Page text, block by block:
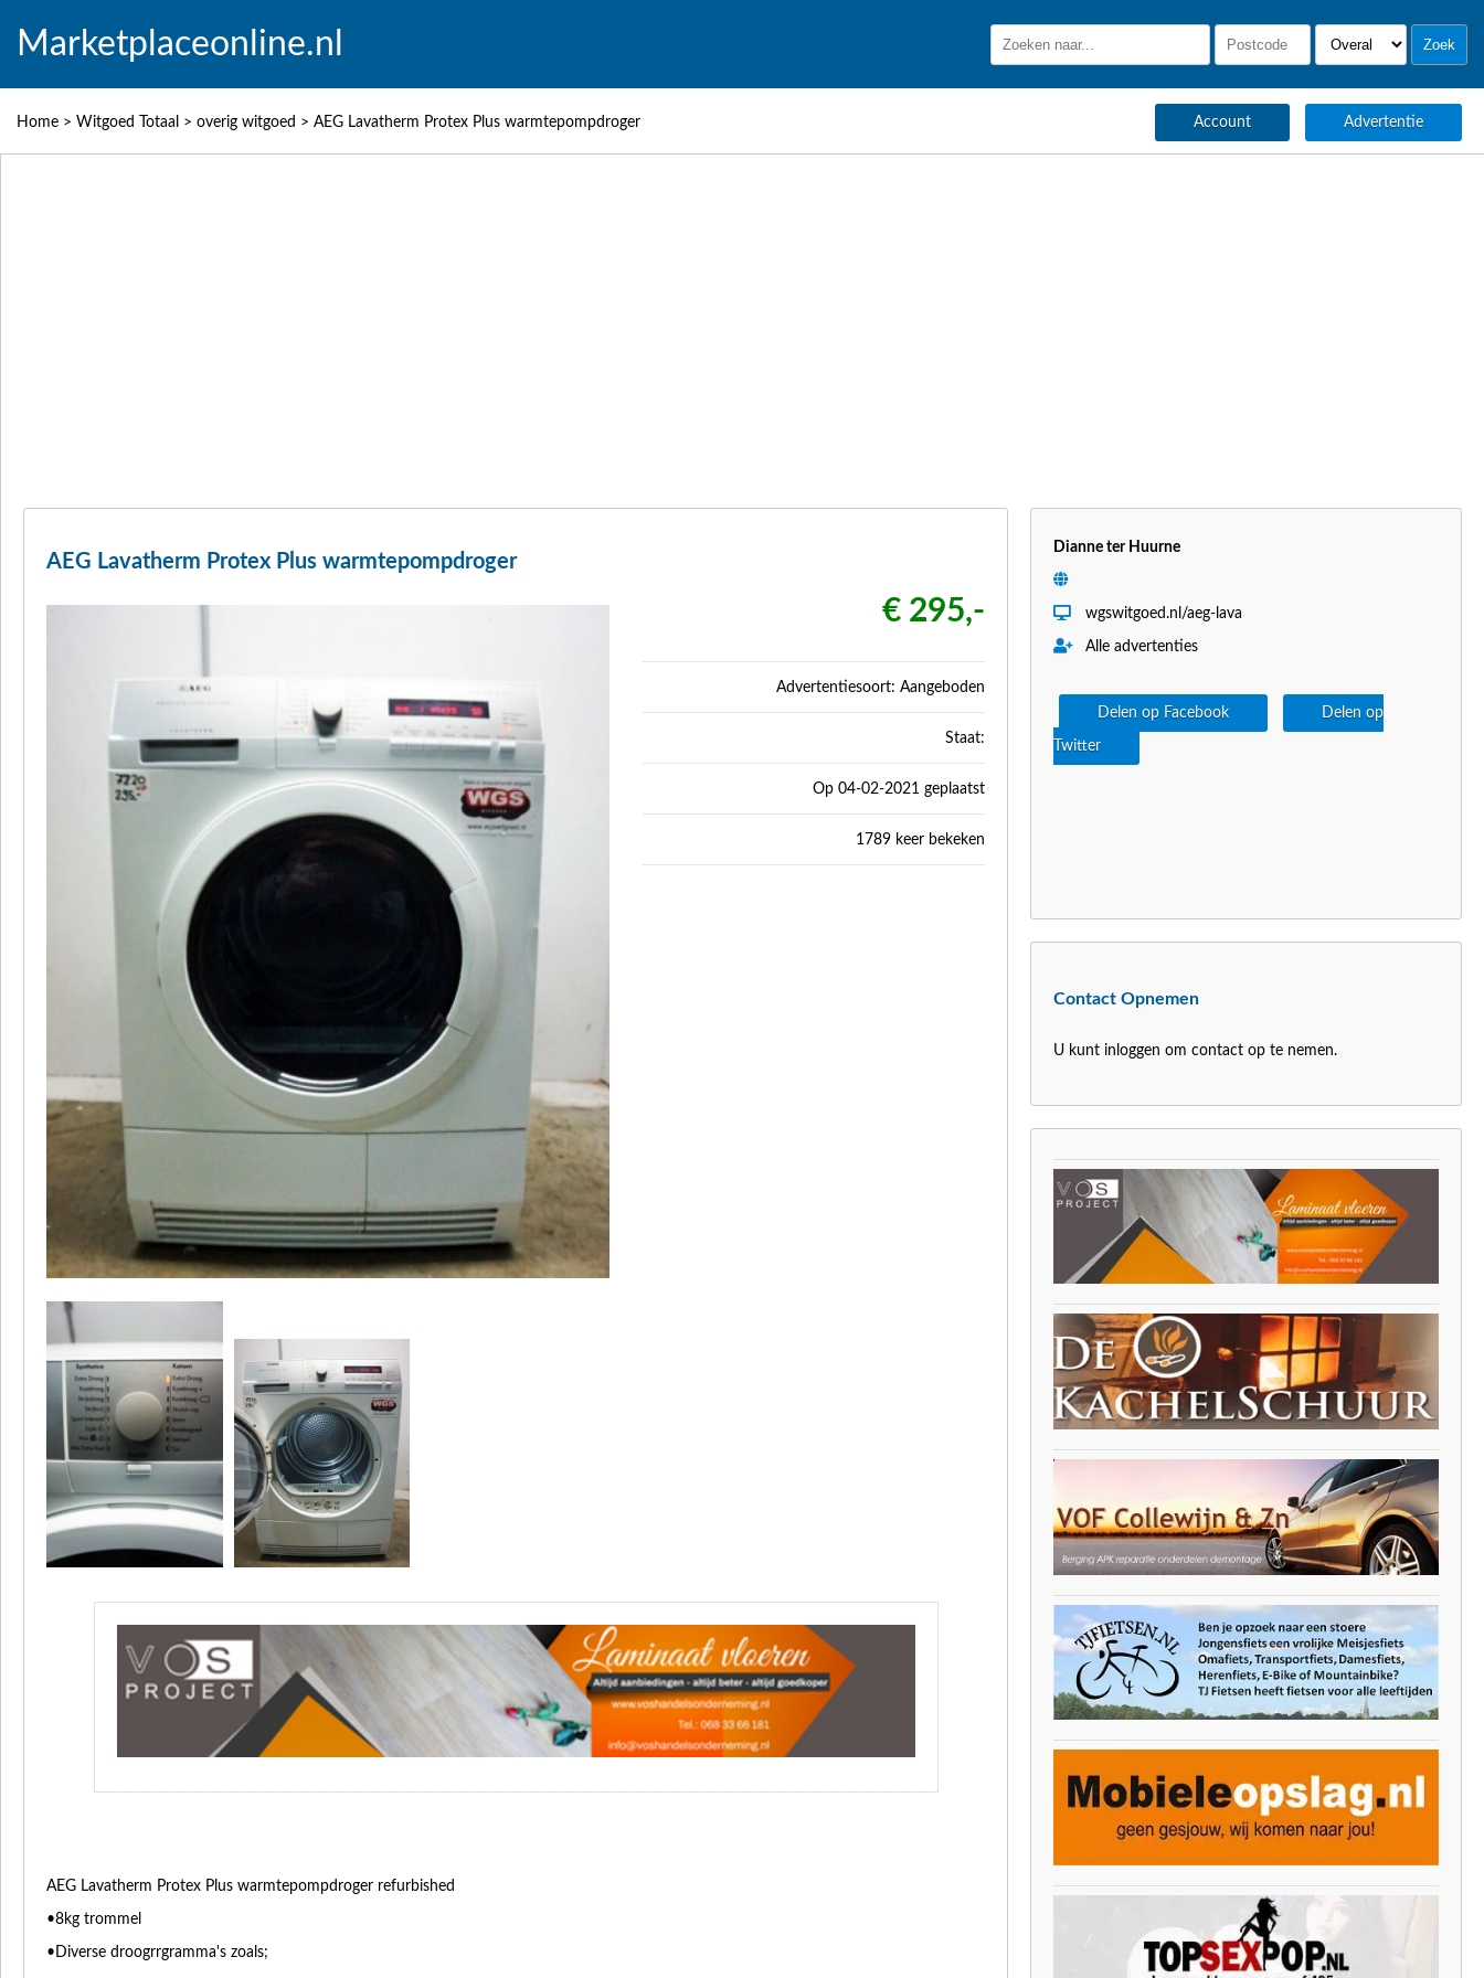
Marketplaceonline.nl
Home > Witgoed Totaal > overig witgoed > AEG Lavatherm Protex Plus warmtepompdroger Account Advertentie
AEG Lavatherm Protex Plus warmtepompdroger
€ 295,-
Advertentiesoort: Aangeboden
Staat:
Op 04-02-2021 geplaatst
1789 keer bekeken
AEG Lavatherm Protex Plus warmtepompdroger refurbished
•8kg trommel
•Diverse droogrrgramma's zoals;
Dianne ter Huurne
wgswitgoed.nl/aeg-lava
Alle advertenties
Delen op Facebook Delen op
Twitter
Contact Opnemen
U kunt inloggen om contact op te nemen.